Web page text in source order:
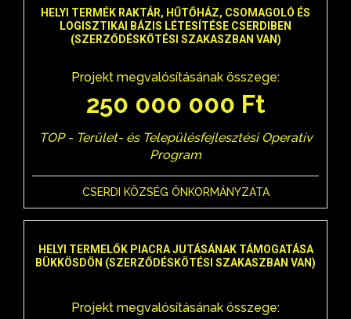
HELYI TERMÉK RAKTÁR, HŰTŐHÁZ, CSOMAGOLÓ ÉS
LOGISZTIKAI BÁZIS LÉTESÍTÉSE CSERDIBEN
(SZERZŐDÉSKÖTÉSI SZAKASZBAN VAN)
Projekt megvalósításának összege:
250 000 000 Ft
TOP - Terület- és Településfejlesztési Operatív
Program
CSERDI KÖZSÉG ÖNKORMÁNYZATA
HELYI TERMELŐK PIACRA JUTÁSÁNAK TÁMOGATÁSA
BÜKKÖSDÖN (SZERZŐDÉSKÖTÉSI SZAKASZBAN VAN)
Projekt megvalósításának összege: